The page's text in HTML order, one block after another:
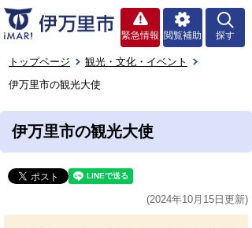
緊急情報 閲覧補助 探す
トップページ
観光・文化・イベント
伊万里市の観光大使
伊万里市の観光大使
(2024年10月15日更新)